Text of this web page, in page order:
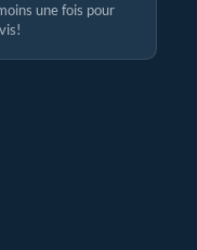
une fois pour